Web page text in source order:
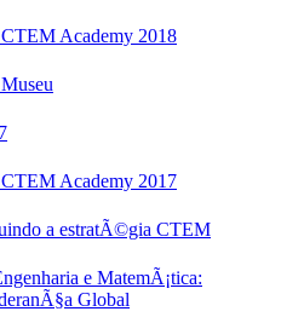
Academy 2018
Academy 2017
a estratÃ©gia CTEM
e MatemÃ¡tica:
Global